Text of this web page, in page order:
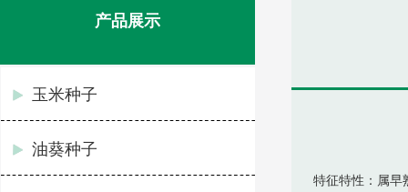
产品展示
玉米种子
油葵种子
特征特性：属早